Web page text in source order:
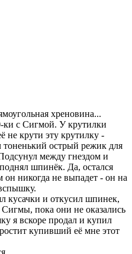
хреновина...
ки с Сигмой. У крутилки
не крути эту крутилку -
тоненький острый режик для
между гнездом и
шпинёк. Да, остался
он никогда не выпадет - он на
кусачки и откусил шпинек,
пока они не оказались
я вскоре продал и купил
купивший её мне этот